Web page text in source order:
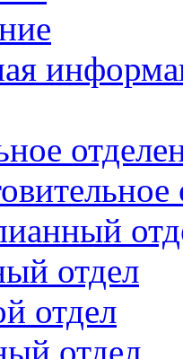
отдел
отдел
отдел